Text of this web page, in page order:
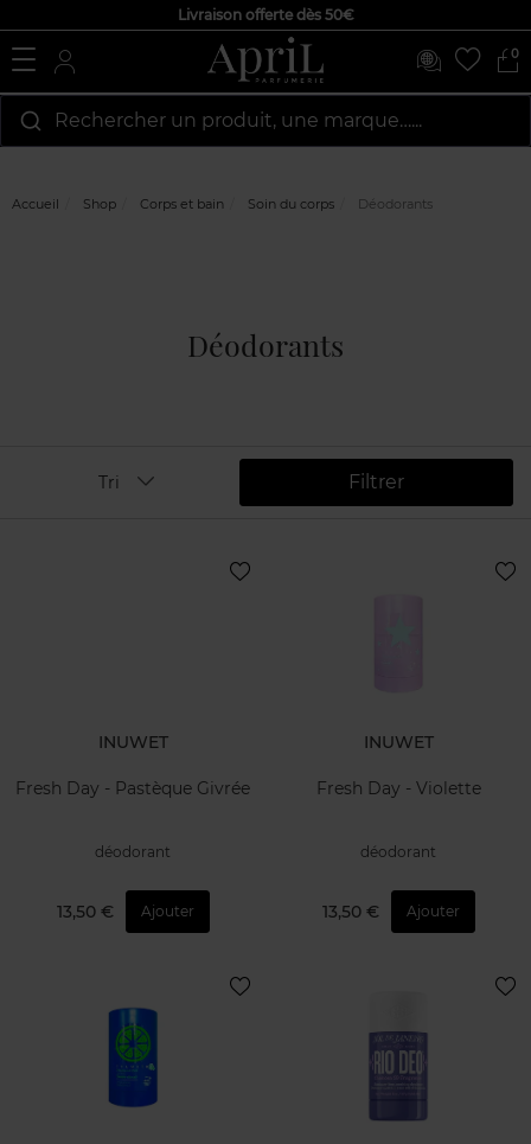
Livraison offerte dès 50€
0
Rechercher un produit, une marque…...
Accueil Shop Corps et bain Soin du corps Déodorants
Déodorants
Filtrer
Tri
INUWET
Fresh Day - Pastèque Givrée
déodorant
13,50 € Ajouter
INUWET
Fresh Day - Violette
déodorant
13,50 € Ajouter